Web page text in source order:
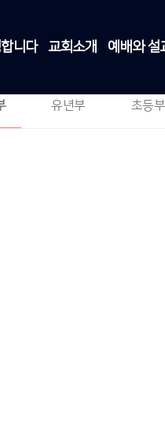
니다 교회소개 예배와 설
유년부 초등부